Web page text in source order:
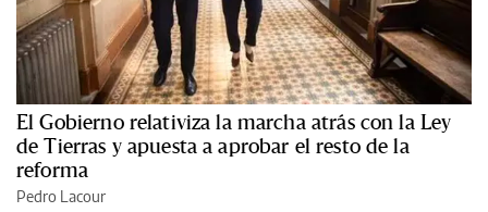
El Gobierno relativiza la marcha atrás con la Ley
de Tierras y apuesta a aprobar el resto de la
reforma
Pedro Lacour